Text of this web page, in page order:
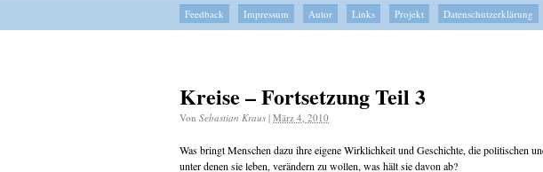
Feedback Impressum Autor Links Projekt Datenschutzerklärung
Kreise – Fortsetzung Teil 3
Von Sebastian Kraus | März 4, 2010
Was bringt Menschen dazu ihre eigene Wirklichkeit und Geschichte, die politischen
unter denen sie leben, verändern zu wollen, was hält sie davon ab?